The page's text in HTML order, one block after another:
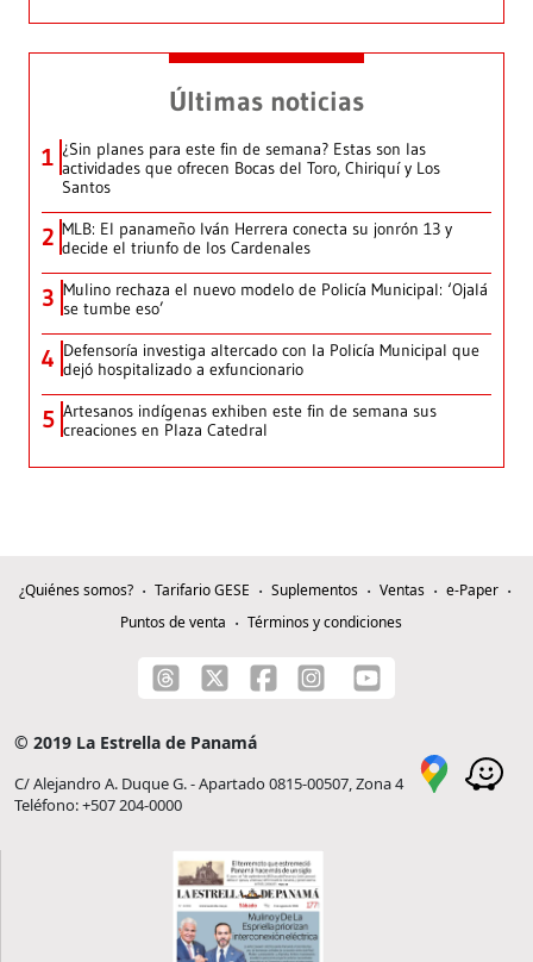
Últimas noticias
1 ¿Sin planes para este fin de semana? Estas son las
actividades que ofrecen Bocas del Toro, Chiriquí y Los
Santos
2 MLB: El panameño Iván Herrera conecta su jonrón 13 y
decide el triunfo de los Cardenales
3 Mulino rechaza el nuevo modelo de Policía Municipal: ‘Ojalá
se tumbe eso’
4 Defensoría investiga altercado con la Policía Municipal que
dejó hospitalizado a exfuncionario
5 Artesanos indígenas exhiben este fin de semana sus
creaciones en Plaza Catedral
¿Quiénes somos? Tarifario GESE Suplementos Ventas
e-Paper
Puntos de venta
Términos y condiciones
© 2019 La Estrella de Panamá
C/ Alejandro A. Duque G. - Apartado 0815-00507, Zona 4
Teléfono: +507 204-0000